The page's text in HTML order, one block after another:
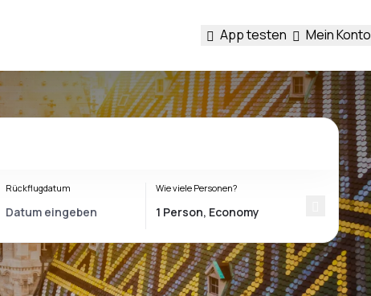
App testen Mein Konto
Rückflugdatum Wie viele Personen?